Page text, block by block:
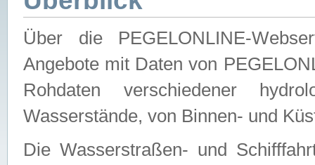
Über die PEGELONLINE-
Angebote mit Daten von
Rohdaten verschiedener
Wasserstände, von Binnen- und
Die Wasserstraßen- und